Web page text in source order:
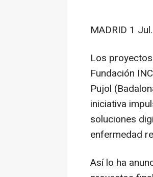
MADRID 1
Los
Fundación
Pujol
iniciativa
soluciones
enfermedad
Así lo ha